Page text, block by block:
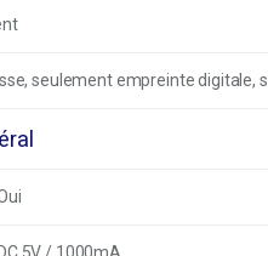
seulement empreinte digitale,